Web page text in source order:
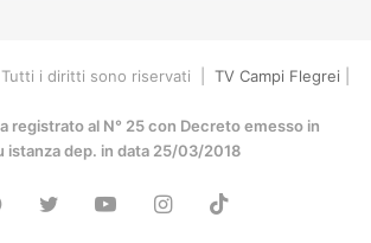
i diritti sono riservati | TV Campi Flegrei
registrato al N° 25 con Decreto emesso in
dep. in data 25/03/2018
Facebook
TwitterYouTubeInstagram